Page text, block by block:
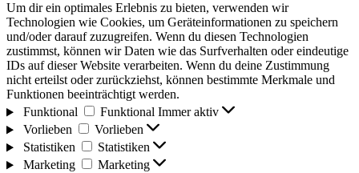
Um dir ein optimales Erlebnis zu bieten, verwenden wir
Technologien wie Cookies, um Geräteinformationen zu speichern
und/oder darauf zuzugreifen. Wenn du diesen Technologien
zustimmst, können wir Daten wie das Surfverhalten oder eindeutige
IDs auf dieser Website verarbeiten. Wenn du deine Zustimmung
nicht erteilst oder zurückziehst, können bestimmte Merkmale und
Funktionen beeinträchtigt werden.
Funktional
Funktional Immer aktiv
Vorlieben
Vorlieben
Statistiken
Statistiken
Marketing
Marketing